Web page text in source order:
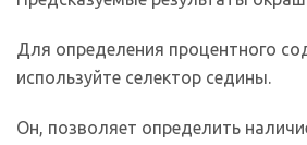
Для определения процентного
используйте селектор седины.
Он, позволяет определить